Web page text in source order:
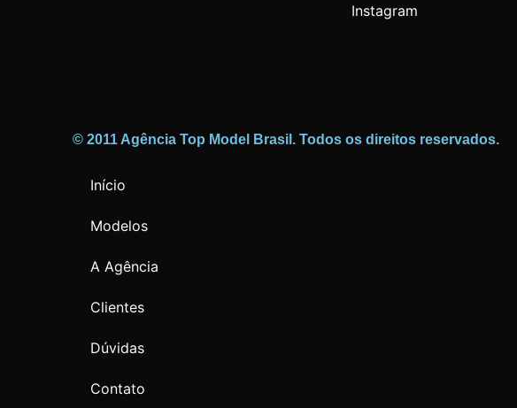
Instagram
© 2011 Agência Top Model Brasil. Todos os direitos reservados.
Início
Modelos
A Agência
Clientes
Dúvidas
Contato